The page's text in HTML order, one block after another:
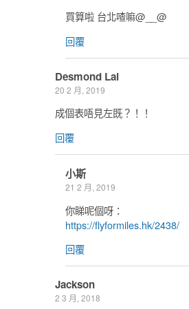
買算啦 台北喳嘛@__@
回覆
Desmond Lai
20 2 月, 2019
成個表唔見左既？！！
回覆
小斯
21 2 月, 2019
你睇呢個呀：
https://flyformiles.hk/2438/
回覆
Jackson
2 3 月, 2018